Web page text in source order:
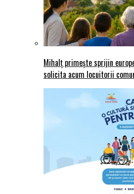
Mihalț primește sprijin
solicita acum locuitorii